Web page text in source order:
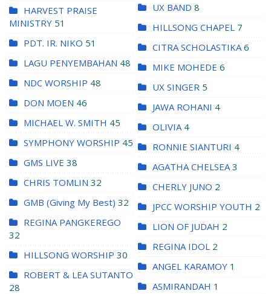
HARVEST PRAISE
MINISTRY 51
PDT. IR. NIKO 51
LAGU PENYEMBAHAN 48
NDC WORSHIP 48
DON MOEN 46
MICHAEL W. SMITH 45
SYMPHONY WORSHIP 45
GMS LIVE 38
CHRIS TOMLIN 32
GMB (Giving My Best) 32
REGINA PANGKEREGO
32
HILLSONG WORSHIP 30
ROBERT & LEA SUTANTO
28
UX BAND 8
HILLSONG CHAPEL 7
CITRA SCHOLASTIKA 6
MIKE MOHEDE 6
UX SINGER 5
JAWA ROHANI 4
OLIVIA 4
RONNIE SIANTURI 4
AGATHA CHELSEA 3
CHERLY JUNO 2
JPCC WORSHIP YOUTH 2
LION OF JUDAH 2
REGINA IDOL 2
ANGEL KARAMOY 1
ASMIRANDAH 1